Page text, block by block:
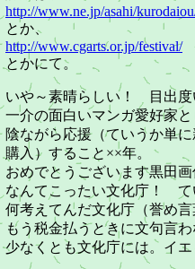
http://www.ne.jp/asahi/
とか、
http://www.cgarts.or.jp/festival/
とかにて。
いや～素晴らしい！ 目出度
一介の面白いマンガ愛好家と
陰ながら応援（ていうか単
購入）すること××年。
おめでとうございます黒田画
なんてこったい文化庁！ て
何考えてんだ文化庁（誉め言
もう税金払うときに文句言わ
少なくとも文化庁には。イエ